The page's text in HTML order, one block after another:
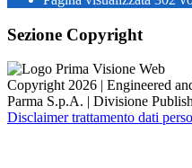
Sezione Copyright
Copyright 2026 | Engineered
Parma S.p.A. | Divisione
Disclaimer trattamento dati